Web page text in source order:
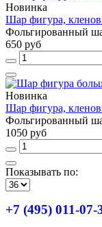
Новинка
Шар фигура,
Фольгированный
650 руб
Новинка
Шар фигура,
Фольгированный
1050 руб
Показывать по:
+7 (495) 011-07-